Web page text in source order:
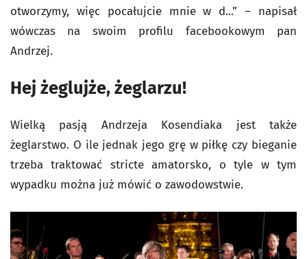
otworzymy, więc pocałujcie mnie w d...” – napisał
wówczas na swoim profilu facebookowym pan
Andrzej.
Hej żeglujże, żeglarzu!
Wielką pasją Andrzeja Kosendiaka jest także
żeglarstwo. O ile jednak jego grę w piłkę czy bieganie
trzeba traktować stricte amatorsko, o tyle w tym
wypadku można już mówić o zawodowstwie.